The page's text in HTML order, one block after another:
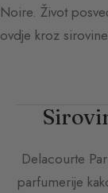
Noire. Život
ovdje kroz
Delacourte
parfumerije